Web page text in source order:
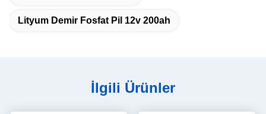
Lityum Demir Fosfat Pil 12v 200ah
İlgili Ürünler